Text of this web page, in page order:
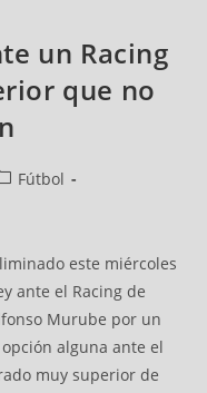
un Racing
que no
Fútbol
este miércoles
ante el Racing de
Murube por un
alguna ante el
muy superior de